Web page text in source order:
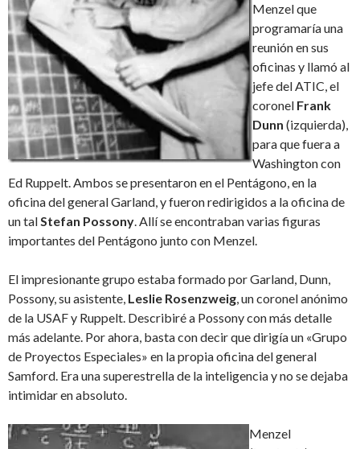
Menzel que
programaría una
reunión en sus
oficinas y llamó al
jefe del ATIC, el
coronel Frank
Dunn (izquierda),
para que fuera a
Washington con
Ed Ruppelt. Ambos se presentaron en el Pentágono, en la
oficina del general Garland, y fueron redirigidos a la oficina de
un talStefan Possony. Allí se encontraban varias figuras
importantes del Pentágono junto con Menzel.
El impresionante grupo estaba formado por Garland, Dunn,
Possony, su asistente, Leslie Rosenzweig, un coronel anónimo
de la USAF y Ruppelt. Describiré a Possony con más detalle
más adelante. Por ahora, basta con decir que dirigía un «Grupo
de Proyectos Especiales» en la propia oficina del general
Samford. Era una superestrella de la inteligencia y no se dejaba
intimidar en absoluto.
Menzel